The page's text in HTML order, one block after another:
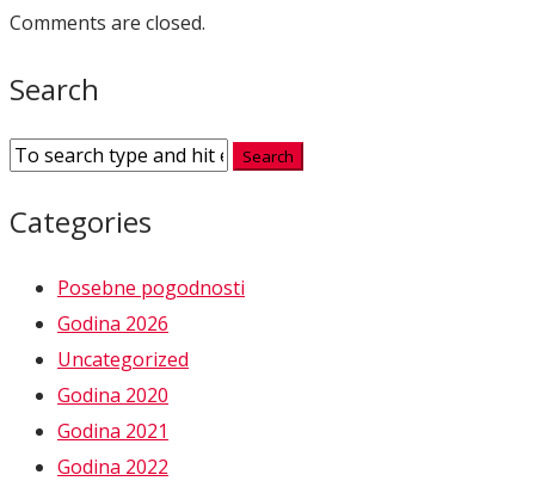
Comments are closed.
Search
Categories
Posebne pogodnosti
Godina 2026
Uncategorized
Godina 2020
Godina 2021
Godina 2022